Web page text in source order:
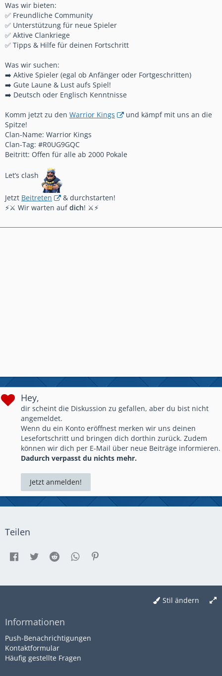
Was wir bieten:
✅ Freundliche Community
✅ Unterstützung für neue Spieler
✅ Aktive Clankriege
✅ Tipps & Hilfe für deinen Fortschritt
Was wir suchen:
➡️ Aktive Spieler (egal ob Anfänger oder Fortgeschritten)
➡️ Gute Laune & Lust aufs Spiel!
➡️ Deutsch oder Englisch Kenntnisse
Komm jetzt zu den Warrior Kings
und kämpf mit uns an die
Spitze!
Clan-Name: Warrior Kings
Clan-Tag: #R0UG9GQC
Beitritt: Offen für alle ab 2000 Pokale
Let’s clash
Jetzt Beitreten
& durchstarten!
⚡️⚔️ Wir warten aufdich! ⚔️⚡️
Hey,
dir scheint die Diskussion zu gefallen, aber du bist nicht
angemeldet.
Wenn du ein Konto eröffnest merken wir uns deinen
Lesefortschritt und bringen dich dorthin zurück. Zudem
können wir dich per E-Mail über neue Beiträge informieren.
Dadurch verpasst du nichts mehr.
Jetzt anmelden!
Teilen
Stil ändern
Informationen
Push-Benachrichtigungen
Kontaktformular
Häufig gestellte Fragen